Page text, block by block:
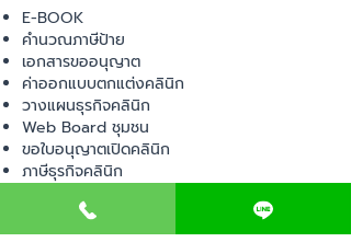
E-BOOK
คำนวณภาษีป้าย
เอกสารขออนุญาต
ค่าออกแบบตกแต่งคลินิก
วางแผนธุรกิจคลินิก
Web Board ชุมชน
ขอใบอนุญาตเปิดคลินิก
ภาษีธุรกิจคลินิก
ติดต่อ สำนักงานสาธารณสุข
การนำเข้าเครื่องมือแพทย์